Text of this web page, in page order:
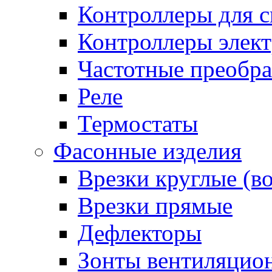
Контроллеры для
Контроллеры
Частотные
Реле
Термостаты
Фасонные изделия
Врезки круглые
Врезки прямые
Дефлекторы
Зонты